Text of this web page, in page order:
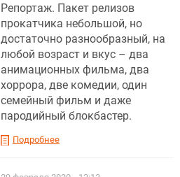
Репортаж. Пакет релизов
прокатчика небольшой, но
достаточно разнообразный, на
любой возраст и вкус – два
анимационных фильма, два
хоррора, две комедии, один
семейный фильм и даже
пародийный блокбастер.
Подробнее